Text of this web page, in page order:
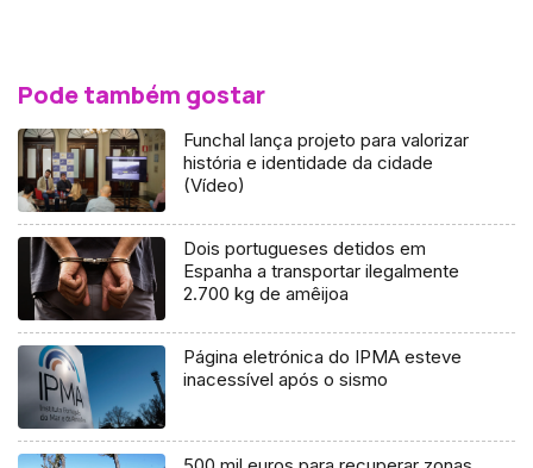
Pode também gostar
Funchal lança projeto para valorizar
história e identidade da cidade
(Vídeo)
Dois portugueses detidos em
Espanha a transportar ilegalmente
2.700 kg de amêijoa
Página eletrónica do IPMA esteve
inacessível após o sismo